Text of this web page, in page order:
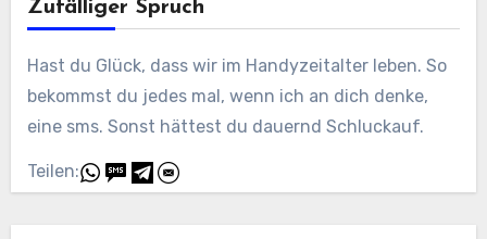
Zufälliger Spruch
Hast du Glück, dass wir im Handyzeitalter leben. So
bekommst du jedes mal, wenn ich an dich denke,
eine sms. Sonst hättest du dauernd Schluckauf.
Teilen: